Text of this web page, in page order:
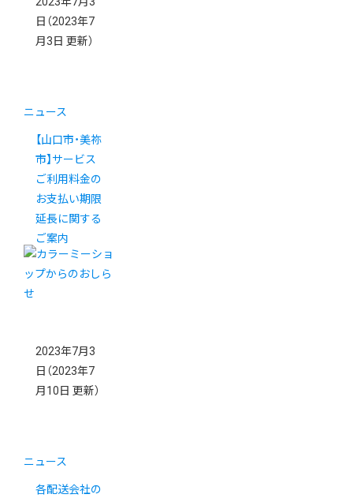
日 （2023年7
月3日 更新）
ニュース
【山口市・美祢
市】サービス
ご利用料金の
お支払い期限
延長に関する
ご案内
2023年7月3
日 （2023年7
月10日 更新）
ニュース
各配送会社の